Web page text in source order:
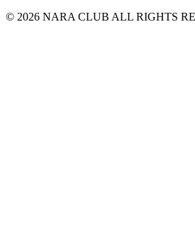
© 2026 NARA CLUB ALL RIGHTS